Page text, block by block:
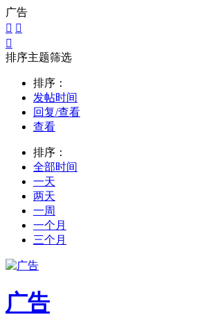
广告
 

排序主题筛选
排序：
发帖时间
回复/查看
查看
排序：
全部时间
一天
两天
一周
一个月
三个月
广告